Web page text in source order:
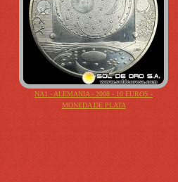
NA1 - ALEMANIA - 2008 - 10 EUROS -
MONEDA DE PLATA